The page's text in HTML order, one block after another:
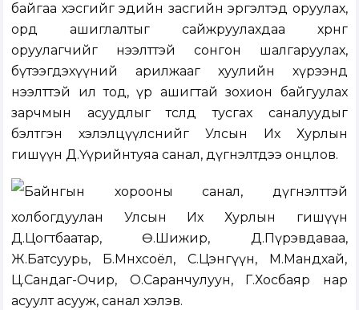
байгаа хэсгийг эдийн засгийн эргэлтэд оруулах,
орд ашиглалтыг сайжруулахдаа хөрөнгө
оруулагчийг нээлттэй сонгон шалгаруулах,
бүтээгдэхүүний арилжааг хуулийн хүрээнд
нээлттэй ил тод, үр ашигтай зохион байгуулах
зарчмын асуудлыг төсөлд тусгах саналуудыг
бэлтгэн хэлэлцүүлснийг Улсын Их Хурлын
гишүүн Д.Үүрийнтуяа санал, дүгнэлтдээ онцлов.
Байнгын хорооны санал, дүгнэлттэй
холбогдуулан Улсын Их Хурлын гишүүн
Д.Цогтбаатар, Ө.Шижир, Д.Пүрэвдаваа,
Ж.Батсуурь, Б.Мөнхсоёл, С.Цэнгүүн, М.Мандхай,
Ц.Сандаг-Очир, О.Саранчулуун, Г.Хосбаяр нар
асуулт асууж, санал хэлэв.